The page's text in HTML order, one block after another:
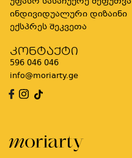
ინდივიდუალური დიზაინი
ექსპრეს შეკვეთა
კონტაქტი
596 046 046
info@moriarty.ge